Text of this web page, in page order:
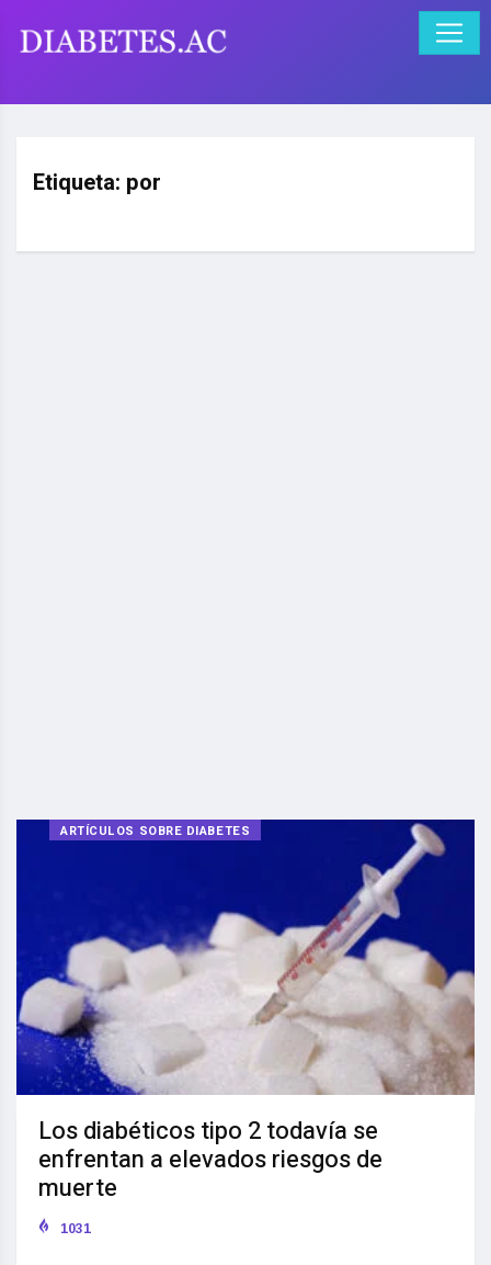
Etiqueta: por
ARTÍCULOS SOBRE DIABETES
Los diabéticos tipo 2 todavía se
enfrentan a elevados riesgos de
muerte
1031